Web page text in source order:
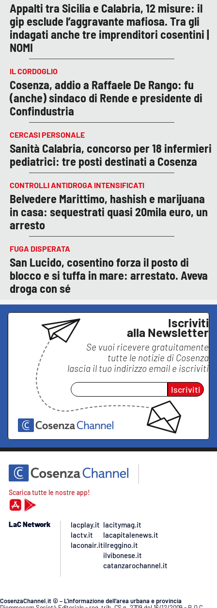
Appalti tra Sicilia e Calabria, 12 misure: il
gip esclude l’aggravante mafiosa. Tra gli
indagati anche tre imprenditori cosentini |
NOMI
IL CORDOGLIO
Cosenza, addio a Raffaele De Rango: fu
(anche) sindaco di Rende e presidente di
Confindustria
CERCASI PERSONALE
Sanità Calabria, concorso per 18 infermieri
pediatrici: tre posti destinati a Cosenza
CONTROLLI ANTIDROGA INTENSIFICATI
Belvedere Marittimo, hashish e marijuana
in casa: sequestrati quasi 20mila euro, un
arresto
FUGA DISPERATA
San Lucido, cosentino forza il posto di
blocco e si tuffa in mare: arrestato. Aveva
droga con sé
Iscriviti
alla Newsletter
Se vuoi ricevere gratuitamente
tutte le notizie di Cosenza
lascia il tuo indirizzo email e iscriviti
Iscriviti
Scarica tutte le nostre app!
LaC Network
lacplay.it
lactv.it
laconair.it
lacitymag.it
lacapitalenews.it
ilreggino.it
ilvibonese.it
catanzarochannel.it
CosenzaChannel.it © – L’informazione dell’area urbana e provincia